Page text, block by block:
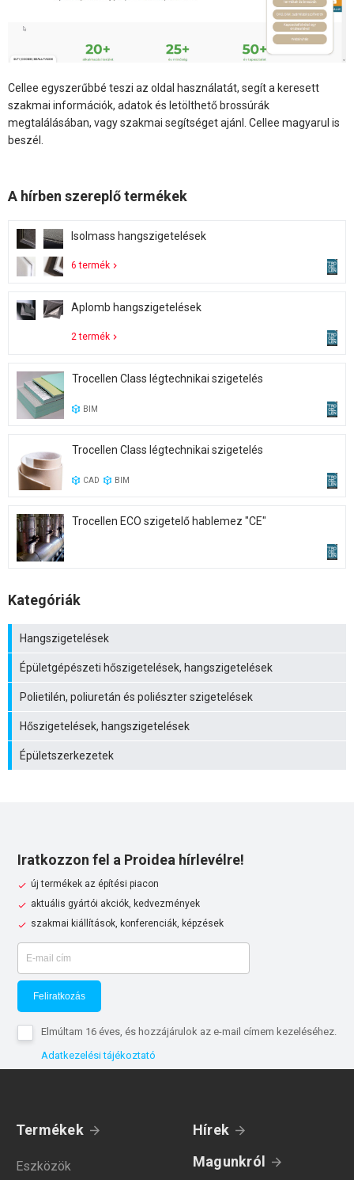
Cellee egyszerűbbé teszi az oldal használatát, segít a keresett
szakmai információk, adatok és letölthető brossúrák
megtalálásában, vagy szakmai segítséget ajánl. Cellee magyarul is
beszél.
A hírben szereplő termékek
Isolmass hangszigetelések
6 termék
Aplomb hangszigetelések
2 termék
Trocellen Class légtechnikai szigetelés
BIM
Trocellen Class légtechnikai szigetelés
CAD BIM
Trocellen ECO szigetelő hablemez "CE"
Kategóriák
Hangszigetelések
Épületgépészeti hőszigetelések, hangszigetelések
Polietilén, poliuretán és poliészter szigetelések
Hőszigetelések, hangszigetelések
Épületszerkezetek
Iratkozzon fel a Proidea hírlevélre!
új termékek az építési piacon
aktuális gyártói akciók, kedvezmények
szakmai kiállítások, konferenciák, képzések
Feliratkozás
Elmúltam 16 éves, és hozzájárulok az e-mail címem kezeléséhez.
Adatkezelési tájékoztató
Termékek
Eszközök
Hírek
Magunkról